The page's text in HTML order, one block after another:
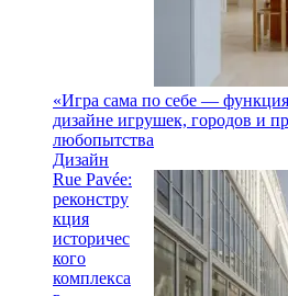
«Игра сама по себе —
дизайне игрушек, городов и
любопытства
Дизайн
Rue Pavée:
реконстру
кция
историчес
кого
комплекса